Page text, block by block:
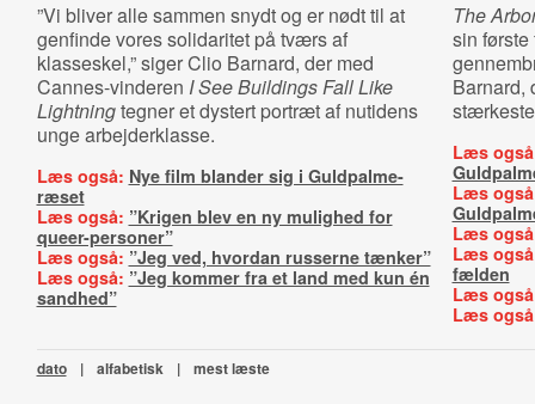
”Vi bliver alle sammen snydt og er nødt til at
genfinde vores solidaritet på tværs af
klasseskel,” siger Clio Barnard, der med
Cannes-vinderen I See Buildings Fall Like
Lightningtegner et dystert portræt af nutidens
unge arbejderklasse.
Læs også: Nye film blander sig i Guldpalme-
ræset
Læs også: ”Krigen blev en ny mulighed for
queer-personer”
Læs også: ”Jeg ved, hvordan russerne tænker”
Læs også: ”Jeg kommer fra et land med kun én
sandhed”
The
sin
Barnard,
Læs
Læs
Læs
Læs
fælden
Læs
Læs
dato | alfabetisk | mest læste